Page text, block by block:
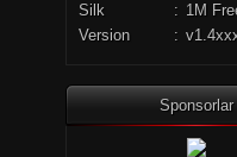
Silk
: 1M
Version
:
Sponsorlar